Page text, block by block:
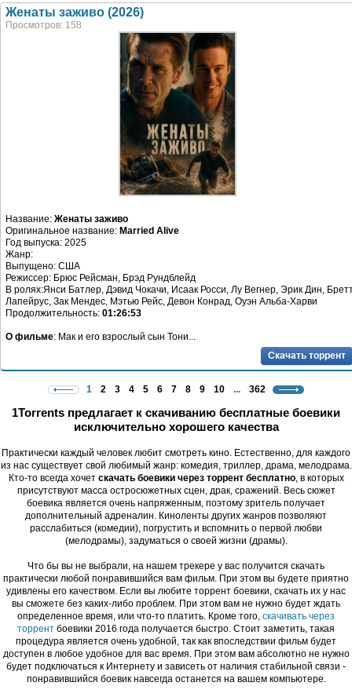
Женаты заживо (2026)
Просмотров: 158
Название: Женаты заживо
Оригинальное название: Married Alive
Год выпуска: 2025
Жанр:
Выпущено: США
Режиссер: Брюс Рейсман, Брэд Рундблейд
В ролях:Янси Батлер, Дэвид Чокачи, Исаак Росси, Лу Вегнер, Эрик Дин,
Лапейрус, Зак Мендес, Мэтью Рейс, Девон Конрад, Оуэн Альба-Харви
Продолжительность: 01:26:53
О фильме: Мак и его взрослый сын Тони...
Скачать торрент
1 2 3 4 5 6 7 8 9 10 ... 362
1Torrents предлагает к скачиванию бесплатные боевики
исключительно хорошего качества
Практически каждый человек любит смотреть кино. Естественно, для каждого
из нас существует свой любимый жанр: комедия, триллер, драма, мелодрама.
Кто-то всегда хочет скачать боевики через торрент бесплатно, в которых
присутствуют масса остросюжетных сцен, драк, сражений. Весь сюжет
боевика является очень напряженным, поэтому зритель получает
дополнительный адреналин. Киноленты других жанров позволяют
расслабиться (комедии), погрустить и вспомнить о первой любви
(мелодрамы), задуматься о своей жизни (драмы).
Что бы вы не выбрали, на нашем трекере у вас получится скачать
практически любой понравившийся вам фильм. При этом вы будете приятно
удивлены его качеством. Если вы любите торрент боевики, скачать их у нас
вы сможете без каких-либо проблем. При этом вам не нужно будет ждать
определенное время, или что-то платить. Кроме того, скачивать через
торрент боевики 2016 года получается быстро. Стоит заметить, такая
процедура является очень удобной, так как впоследствии фильм будет
доступен в любое удобное для вас время. При этом вам абсолютно не нужно
будет подключаться к Интернету и зависеть от наличия стабильной связи -
понравившийся боевик навсегда останется на вашем компьютере.